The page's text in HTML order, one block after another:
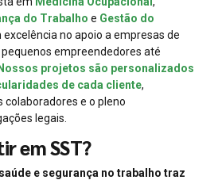
do Trabalho e Gestão do
excelência no apoio a empresas de
empreendedores até
Nossos projetos são personalizados
de cada cliente,
colaboradores e o pleno
legais.
em SST?
e segurança no trabalho traz